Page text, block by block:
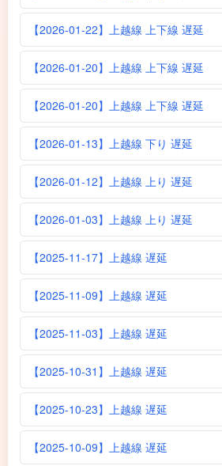
【2026-01-22】上越線 上下線 遅延
【2026-01-20】上越線 上下線 遅延
【2026-01-20】上越線 上下線 遅延
【2026-01-13】上越線 下り 遅延
【2026-01-12】上越線 上り 遅延
【2026-01-03】上越線 上り 遅延
【2025-11-17】上越線 遅延
【2025-11-09】上越線 遅延
【2025-11-03】上越線 遅延
【2025-10-31】上越線 遅延
【2025-10-23】上越線 遅延
【2025-10-09】上越線 遅延